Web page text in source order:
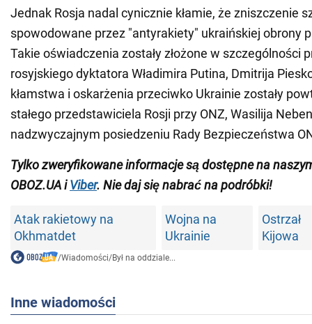
Jednak Rosja nadal cynicznie kłamie, że zniszczenie
spowodowane przez "antyrakiety" ukraińskiej obrony
Takie oświadczenia zostały złożone w szczególności
rosyjskiego dyktatora Władimira Putina, Dmitrija
kłamstwa i oskarżenia przeciwko Ukrainie zostały
stałego przedstawiciela Rosji przy ONZ, Wasilija
nadzwyczajnym posiedzeniu Rady Bezpieczeństwa
Tylko zweryfikowane informacje są dostępne na
OBOZ.UA iViber. Nie daj się nabrać na podróbki!
Atak rakietowy na
Okhmatdet
Wojna na
Ukrainie
Ostrzał
Kijowa
/Wiadomości/Był na oddziale...
Inne wiadomości